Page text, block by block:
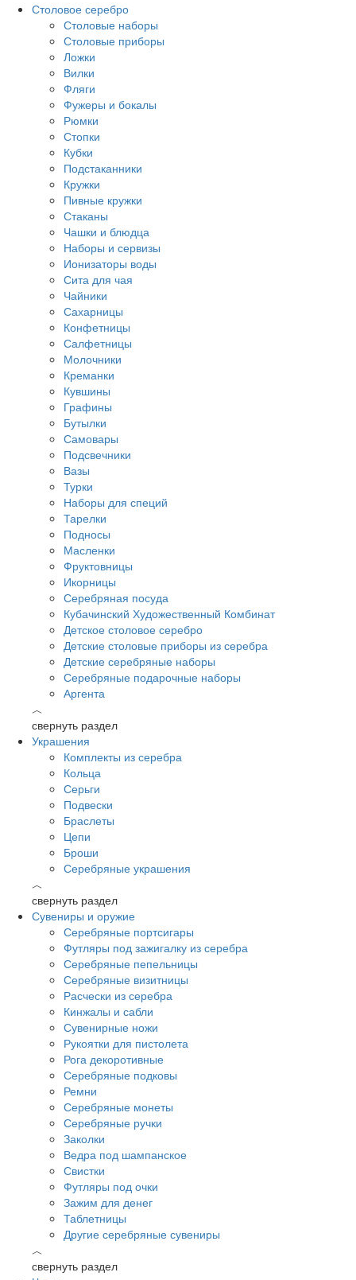
Столовое серебро
Столовые наборы
Столовые приборы
Ложки
Вилки
Фляги
Фужеры и бокалы
Рюмки
Стопки
Кубки
Подстаканники
Кружки
Пивные кружки
Стаканы
Чашки и блюдца
Наборы и сервизы
Ионизаторы воды
Сита для чая
Чайники
Сахарницы
Конфетницы
Салфетницы
Молочники
Креманки
Кувшины
Графины
Бутылки
Самовары
Подсвечники
Вазы
Турки
Наборы для специй
Тарелки
Подносы
Масленки
Фруктовницы
Икорницы
Серебряная посуда
Кубачинский Художественный Комбинат
Детское столовое серебро
Детские столовые приборы из серебра
Детские серебряные наборы
Серебряные подарочные наборы
Аргента
︿
свернуть раздел
Украшения
Комплекты из серебра
Кольца
Серьги
Подвески
Браслеты
Цепи
Броши
Серебряные украшения
︿
свернуть раздел
Сувениры и оружие
Серебряные портсигары
Футляры под зажигалку из серебра
Серебряные пепельницы
Серебряные визитницы
Расчески из серебра
Кинжалы и сабли
Сувенирные ножи
Рукоятки для пистолета
Рога декоротивные
Серебряные подковы
Ремни
Серебряные монеты
Серебряные ручки
Заколки
Ведра под шампанское
Свистки
Футляры под очки
Зажим для денег
Таблетницы
Другие серебряные сувениры
︿
свернуть раздел